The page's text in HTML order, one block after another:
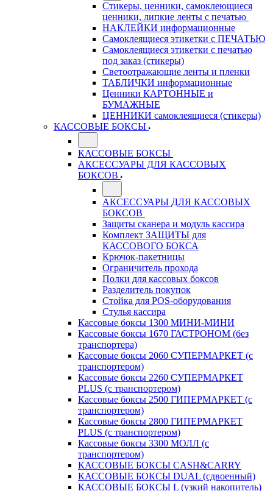
Стикеры, ценники, самоклеющиеся
ценники, липкие ленты с печатью
НАКЛЕЙКИ информационные
Самоклеящиеся этикетки с ПЕЧАТЬЮ
Самоклеящиеся этикетки с печатью
под заказ (стикеры)
Светоотражающие ленты и пленки
ТАБЛИЧКИ информационные
Ценники КАРТОННЫЕ и
БУМАЖНЫЕ
ЦЕННИКИ самоклеящиеся (стикеры)
КАССОВЫЕ БОКСЫ
КАССОВЫЕ БОКСЫ
АКСЕССУАРЫ ДЛЯ КАССОВЫХ
БОКСОВ
АКСЕССУАРЫ ДЛЯ КАССОВЫХ
БОКСОВ
Защиты сканера и модуль кассира
Комплект ЗАЩИТЫ для
КАССОВОГО БОКСА
Крючок-пакетницы
Ограничитель прохода
Полки для кассовых боксов
Разделитель покупок
Стойка для POS-оборудования
Стулья кассира
Кассовые боксы 1300 МИНИ-МИНИ
Кассовые боксы 1670 ГАСТРОНОМ (без
транспортера)
Кассовые боксы 2060 СУПЕРМАРКЕТ (с
транспортером)
Кассовые боксы 2260 СУПЕРМАРКЕТ
PLUS (с транспортером)
Кассовые боксы 2500 ГИПЕРМАРКЕТ (с
транспортером)
Кассовые боксы 2800 ГИПЕРМАРКЕТ
PLUS (с транспортером)
Кассовые боксы 3300 МОЛЛ (с
транспортером)
КАССОВЫЕ БОКСЫ CASH&CARRY
КАССОВЫЕ БОКСЫ DUAL (сдвоенный)
КАССОВЫЕ БОКСЫ L (узкий накопитель)